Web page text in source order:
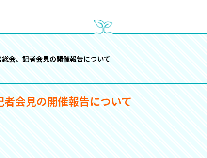
会、記者会見の開催報告について
会見の開催報告について